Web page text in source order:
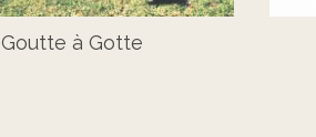
Goutte à Gotte